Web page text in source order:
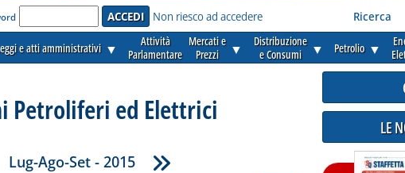
Non riesco ad accedere Ricerca
e atti amministrativi ▼
Attività
Parlamentare
Mercati e
Prezzi
▼
Distribuzione
e Consumi
▼ Petrolio ▼
Petroliferi ed Elettrici
Lug-Ago-Set - 2015
LE